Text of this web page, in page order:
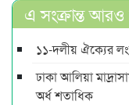
এ সংক্রান্ত
১১-দলীয় ঐক্যের
ঢাকা আলিয়া
অর্ধ শতাধিক